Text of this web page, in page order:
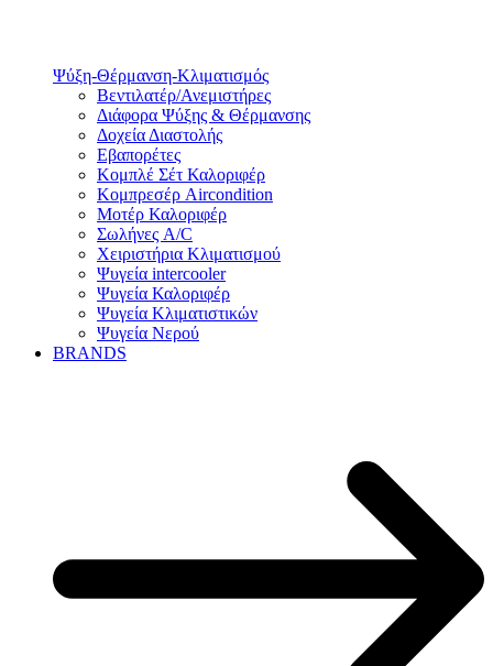
Ψύξη-Θέρμανση-Κλιματισμός
Βεντιλατέρ/Ανεμιστήρες
Διάφορα Ψύξης & Θέρμανσης
Δοχεία Διαστολής
Εβαπορέτες
Κομπλέ Σέτ Καλοριφέρ
Κομπρεσέρ Aircondition
Μοτέρ Καλοριφέρ
Σωλήνες A/C
Χειριστήρια Κλιματισμού
Ψυγεία intercooler
Ψυγεία Καλοριφέρ
Ψυγεία Κλιματιστικών
Ψυγεία Νερού
BRANDS